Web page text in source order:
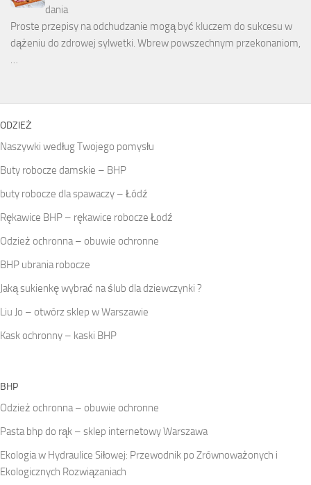
dania
Proste przepisy na odchudzanie mogą być kluczem do sukcesu w
dążeniu do zdrowej sylwetki. Wbrew powszechnym przekonaniom,
ODZIEŻ
Naszywki według Twojego pomysłu
Buty robocze damskie – BHP
buty robocze dla spawaczy – Łódź
Rękawice BHP – rękawice robocze Łodź
Odzież ochronna – obuwie ochronne
BHP ubrania robocze
Jaką sukienkę wybrać na ślub dla dziewczynki ?
Liu Jo – otwórz sklep w Warszawie
Kask ochronny – kaski BHP
BHP
Odzież ochronna – obuwie ochronne
Pasta bhp do rąk – sklep internetowy Warszawa
Ekologia w Hydraulice Siłowej: Przewodnik po Zrównoważonych i
Ekologicznych Rozwiązaniach